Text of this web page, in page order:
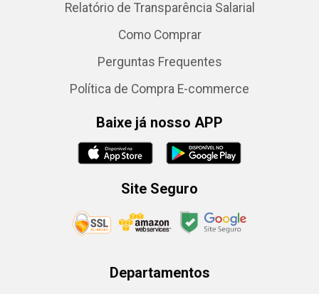
Relatório de Transparência Salarial
Como Comprar
Perguntas Frequentes
Política de Compra E-commerce
Baixe já nosso APP
Site Seguro
Departamentos